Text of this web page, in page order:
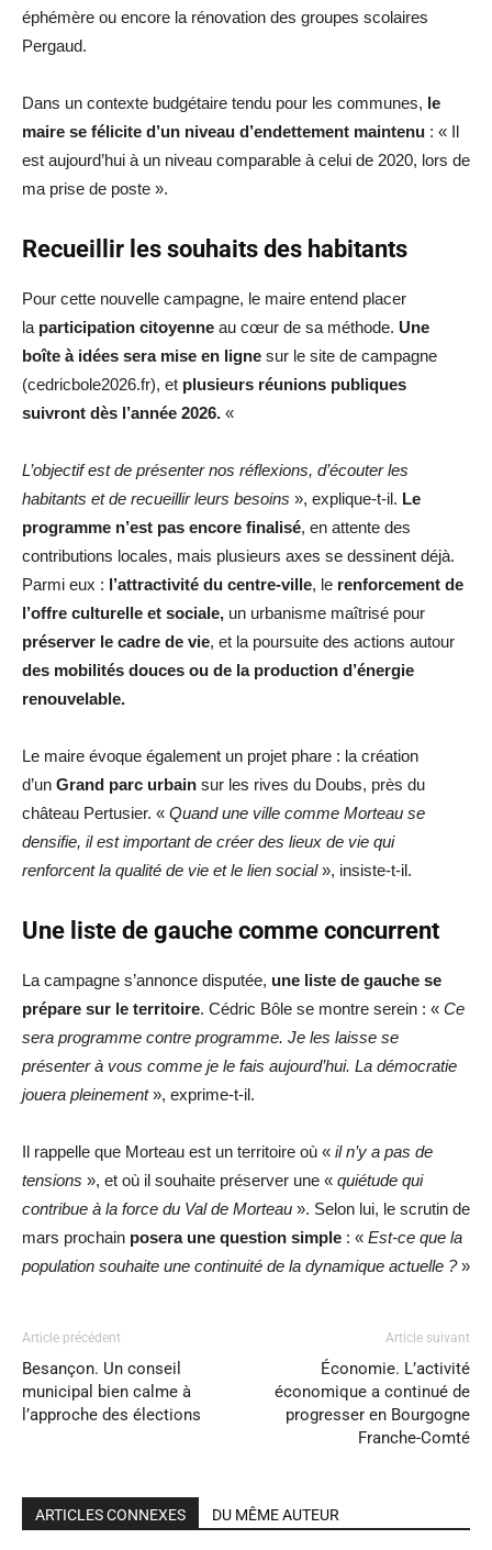
éphémère ou encore la rénovation des groupes scolaires
Pergaud.
Dans un contexte budgétaire tendu pour les communes, le
maire se félicite d’un niveau d’endettement maintenu : « Il
est aujourd’hui à un niveau comparable à celui de 2020, lors de
ma prise de poste ».
Recueillir les souhaits des habitants
Pour cette nouvelle campagne, le maire entend placer
la participation citoyenne au cœur de sa méthode. Une
boîte à idées sera mise en ligne sur le site de campagne
(cedricbole2026.fr), et plusieurs réunions publiques
suivront dès l’année 2026. «
L’objectif est de présenter nos réflexions, d’écouter les
habitants et de recueillir leurs besoins », explique-t-il. Le
programme n’est pas encore finalisé, en attente des
contributions locales, mais plusieurs axes se dessinent déjà.
Parmi eux : l’attractivité du centre-ville, le renforcement de
l’offre culturelle et sociale, un urbanisme maîtrisé pour
préserver le cadre de vie, et la poursuite des actions autour
des mobilités douces ou de la production d’énergie
renouvelable.
Le maire évoque également un projet phare : la création
d’un Grand parc urbain sur les rives du Doubs, près du
château Pertusier. « Quand une ville comme Morteau se
densifie, il est important de créer des lieux de vie qui
renforcent la qualité de vie et le lien social», insiste-t-il.
Une liste de gauche comme concurrent
La campagne s’annonce disputée, une liste de gauche se
prépare sur le territoire. Cédric Bôle se montre serein : « Ce
sera programme contre programme. Je les laisse se
présenter à vous comme je le fais aujourd’hui. La démocratie
jouera pleinement», exprime-t-il.
Il rappelle que Morteau est un territoire où « il n’y a pas de
tensions », et où il souhaite préserver une « quiétude qui
contribue à la force du Val de Morteau ». Selon lui, le scrutin de
mars prochain posera une question simple : « Est-ce que la
population souhaite une continuité de la dynamique actuelle ?»
Article précédent
Besançon. Un conseil
municipal bien calme à
l’approche des élections
Article suivant
Économie. L’activité
économique a continué de
progresser en Bourgogne
Franche-Comté
ARTICLES CONNEXES DU MÊME AUTEUR